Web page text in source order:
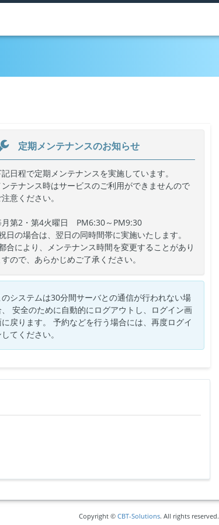
定期メンテナンスのお知らせ
日程で定期メンテナンスを実施しています。
ンテナンス時はサービスのご利用ができませんので
意ください。
月第2・第4火曜日 PM6:30～PM9:30
日の場合は、翌日の同時間帯に実施いたします。
合により、メンテナンス時間を変更することがあり
すので、あらかじめご了承ください。
のシステムは30分間サーバとの通信が行われない場
安全のために自動的にログアウトし、ログイン画
戻ります。 予約などを行う場合には、再度ログイ
してください。
Copyright © CBT-Solutions. All rights reserved.